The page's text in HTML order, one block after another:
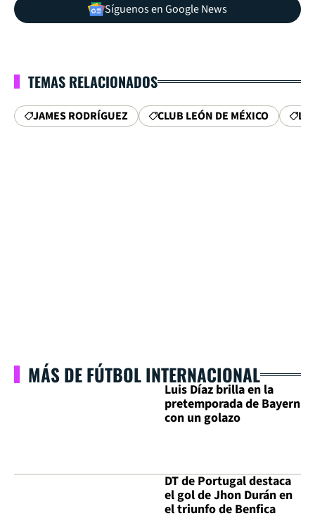
Síguenos en Google News
TEMAS RELACIONADOS
JAMES RODRÍGUEZ CLUB LEÓN DE MÉXICO
MÁS DE FÚTBOL INTERNACIONAL
Luis Díaz brilla en la
pretemporada de Bayern
con un golazo
DT de Portugal destaca
el gol de Jhon Durán en
el triunfo de Benfica